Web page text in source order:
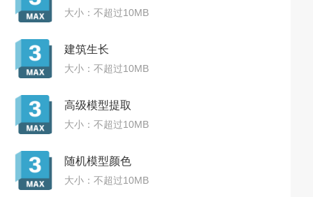
大小：不超过10MB
建筑生长
大小：不超过10MB
高级模型提取
大小：不超过10MB
随机模型颜色
大小：不超过10MB